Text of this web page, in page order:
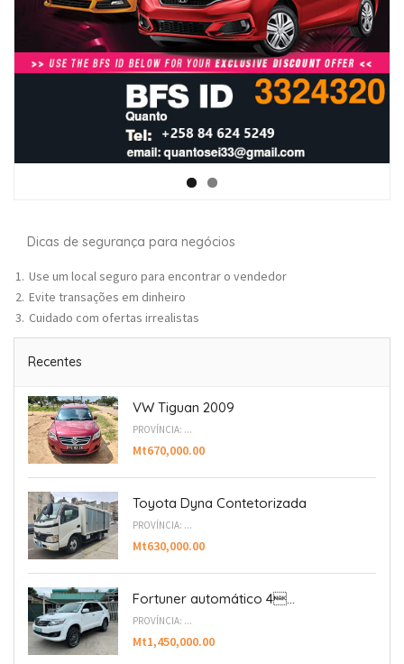
Dicas de segurança para negócios
Use um local seguro para encontrar o vendedor
Evite transações em dinheiro
Cuidado com ofertas irrealistas
Recentes
VW Tiguan 2009
PROVÍNCIA: ...
Mt670,000.00
Toyota Dyna Contetorizada
PROVÍNCIA: ...
Mt630,000.00
Fortuner automático 4...
PROVÍNCIA: ...
Mt1,450,000.00